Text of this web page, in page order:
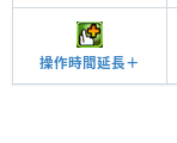
操作時間延長＋